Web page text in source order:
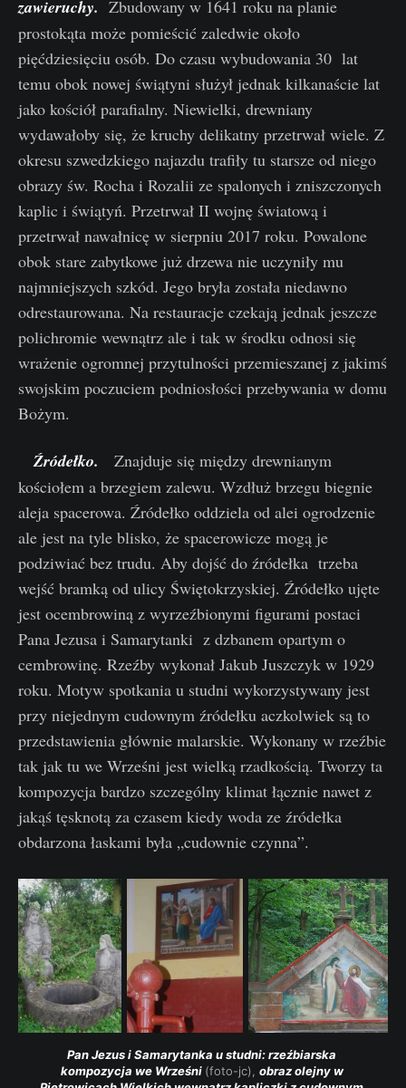
zawieruchy. Zbudowany w 1641 roku na planie
prostokąta może pomieścić zaledwie około
pięćdziesięciu osób. Do czasu wybudowania 30 lat
temu obok nowej świątyni służył jednak kilkanaście lat
jako kościół parafialny. Niewielki, drewniany
wydawałoby się, że kruchy delikatny przetrwał wiele. Z
okresu szwedzkiego najazdu trafiły tu starsze od niego
obrazy św. Rocha i Rozalii ze spalonych i zniszczonych
kaplic i świątyń. Przetrwał II wojnę światową i
przetrwał nawałnicę w sierpniu 2017 roku. Powalone
obok stare zabytkowe już drzewa nie uczyniły mu
najmniejszych szkód. Jego bryła została niedawno
odrestaurowana. Na restauracje czekają jednak jeszcze
polichromie wewnątrz ale i tak w środku odnosi się
wrażenie ogromnej przytulności przemieszanej z jakimś
swojskim poczuciem podniosłości przebywania w domu
Bożym.
Źródełko. Znajduje się między drewnianym
kościołem a brzegiem zalewu. Wzdłuż brzegu biegnie
aleja spacerowa. Źródełko oddziela od alei ogrodzenie
ale jest na tyle blisko, że spacerowicze mogą je
podziwiać bez trudu. Aby dojść do źródełka trzeba
wejść bramką od ulicy Świętokrzyskiej. Źródełko ujęte
jest ocembrowiną z wyrzeźbionymi figurami postaci
Pana Jezusa i Samarytanki z dzbanem opartym o
cembrowinę. Rzeźby wykonał Jakub Juszczyk w 1929
roku. Motyw spotkania u studni wykorzystywany jest
przy niejednym cudownym źródełku aczkolwiek są to
przedstawienia głównie malarskie. Wykonany w rzeźbie
tak jak tu we Wrześni jest wielką rzadkością. Tworzy ta
kompozycja bardzo szczególny klimat łącznie nawet z
jakąś tęsknotą za czasem kiedy woda ze źródełka
obdarzona łaskami była „cudownie czynna”.
Pan Jezus i Samarytanka u studni: rzeźbiarska
kompozycja we Wrześni (foto-jc), obraz olejny w